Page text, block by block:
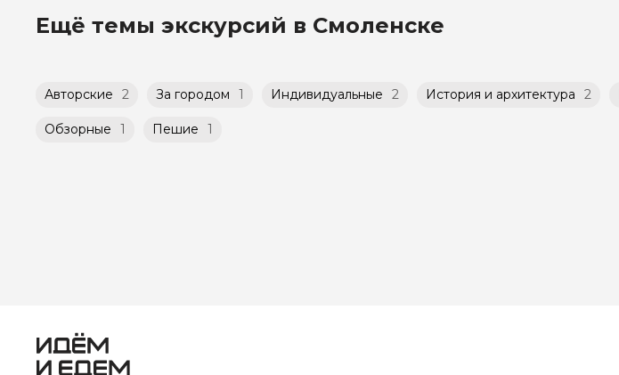
Способы оплаты на сайте: Картой российского банка можно оплатить
Мини-группы проводятся на тех же условиях, что и групповые, но с
(группа может быть не более 10 человек)
Ещё темы экскурсий в Смоленске
Авторские 2 За городом 1 Индивидуальные 2 История и архитектура 2
Обзорные 1 Пешие 1